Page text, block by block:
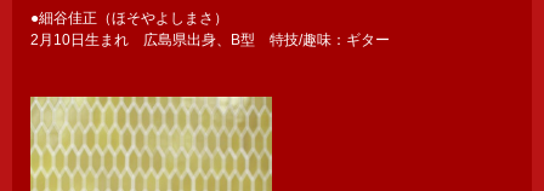
●細谷佳正（ほそやよしまさ）
2月10日生まれ 広島県出身、B型 特技/趣味：ギター